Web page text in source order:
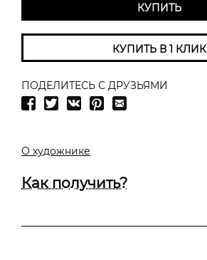
КУПИТЬ
КУПИТЬ В 1 КЛИК
ПОДЕЛИТЕСЬ С ДРУЗЬЯМИ
О художнике
Как получить?